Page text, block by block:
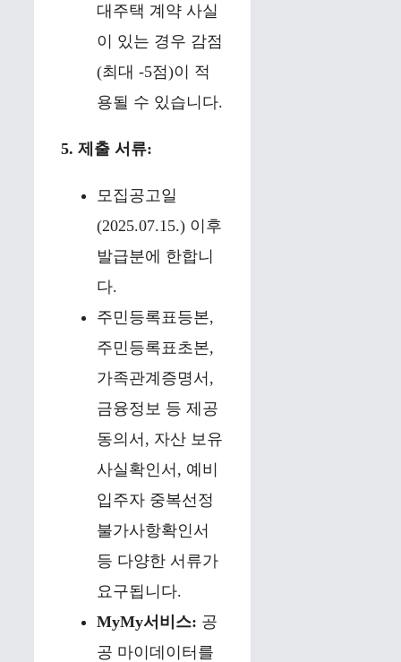
대주택 계약 사실
이 있는 경우 감점
(최대 -5점)이 적
용될 수 있습니다.
5. 제출 서류:
모집공고일
(2025.07.15.) 이후
발급분에 한합니
다.
주민등록표등본,
주민등록표초본,
가족관계증명서,
금융정보 등 제공
동의서, 자산 보유
사실확인서, 예비
입주자 중복선정
불가사항확인서
등 다양한 서류가
요구됩니다.
MyMy서비스: 공
공 마이데이터를